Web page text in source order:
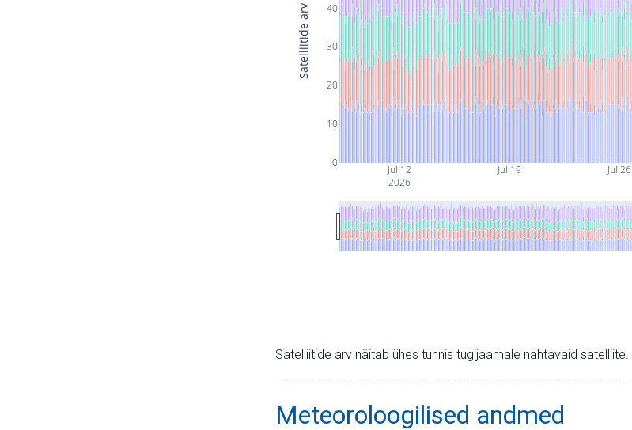
Jul 12
2026
Jul 19 Jul 26
0
10
20
30
40
Satelliitide arv
Satelliitide arv näitab ühes tunnis tugijaamale nähtavaid satelliite.
Meteoroloogilised andmed